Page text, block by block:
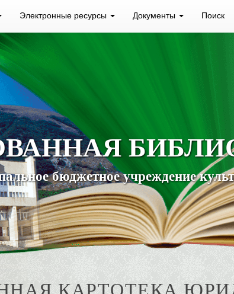
Электронные ресурсы Документы Поиск
бюджетное учреждение